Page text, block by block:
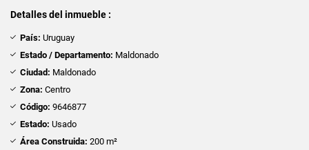
Detalles del inmueble :
País: Uruguay
Estado / Departamento: Maldonado
Ciudad: Maldonado
Zona: Centro
Código: 9646877
Estado: Usado
Área Construida: 200 m²